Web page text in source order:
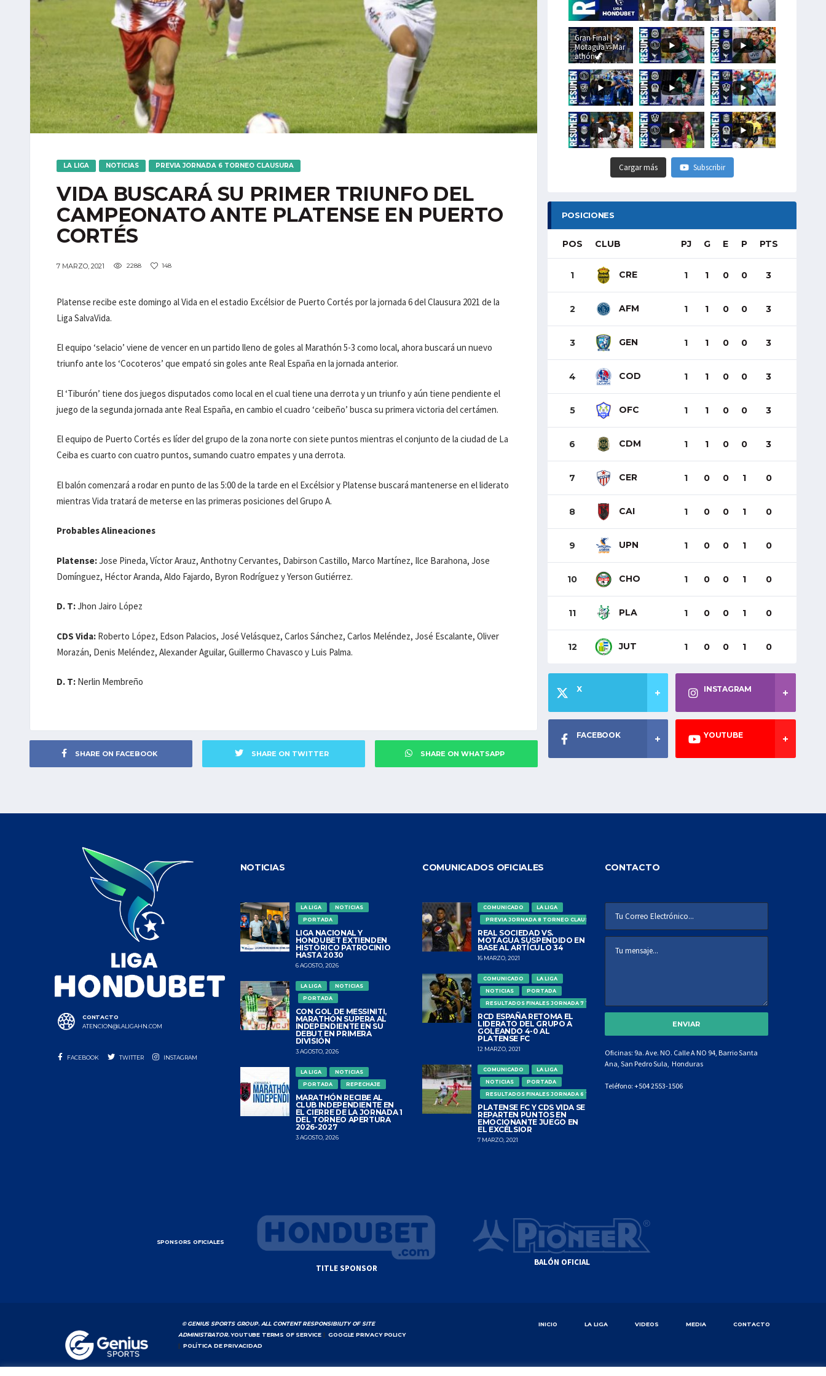
LA LIGA NOTICIAS PREVIA JORNADA 6 TORNEO CLAUSURA
VIDA BUSCARÁ SU PRIMER TRIUNFO DEL
CAMPEONATO ANTE PLATENSE EN PUERTO
CORTÉS
7 MARZO, 2021 2288 148
Platense recibe este domingo al Vida en el estadio Excélsior de Puerto Cortés por la jornada 6 del Clausura 2021 de la
Liga SalvaVida.
El equipo ‘selacio’ viene de vencer en un partido lleno de goles al Marathón 5-3 como local, ahora buscará un nuevo
triunfo ante los ‘Cocoteros’ que empató sin goles ante Real España en la jornada anterior.
El ‘Tiburón’ tiene dos juegos disputados como local en el cual tiene una derrota y un triunfo y aún tiene pendiente el
juego de la segunda jornada ante Real España, en cambio el cuadro ‘ceibeño’ busca su primera victoria del certámen.
El equipo de Puerto Cortés es líder del grupo de la zona norte con siete puntos mientras el conjunto de la ciudad de La
Ceiba es cuarto con cuatro puntos, sumando cuatro empates y una derrota.
El balón comenzará a rodar en punto de las 5:00 de la tarde en el Excélsior y Platense buscará mantenerse en el liderato
mientras Vida tratará de meterse en las primeras posiciones del Grupo A.
Probables Alineaciones
Platense:Jose Pineda, Víctor Arauz, Anthotny Cervantes, Dabirson Castillo, Marco Martínez, Ilce Barahona, Jose
Domínguez, Héctor Aranda, Aldo Fajardo, Byron Rodríguez y Yerson Gutiérrez.
D. T:Jhon Jairo López
CDS Vida: Roberto López, Edson Palacios, José Velásquez, Carlos Sánchez, Carlos Meléndez, José Escalante, Oliver
Morazán, Denis Meléndez, Alexander Aguilar, Guillermo Chavasco y Luis Palma.
D. T: Nerlin Membreño
SHARE ON FACEBOOK SHARE ON TWITTER SHARE ON WHATSAPP
Gran Final | 🦅
Motagua🆚Mar
athón🦖
#LigaHondubet
Cargar más Subscribir
POSICIONES
POS CLUB PJ G E P PTS
1 CRE 1 1 0 0 3
2 AFM 1 1 0 0 3
3 GEN 1 1 0 0 3
4 COD 1 1 0 0 3
5 OFC 1 1 0 0 3
6 CDM 1 1 0 0 3
7 CER 1 0 0 1 0
8 CAI 1 0 0 1 0
9 UPN 1 0 0 1 0
10 CHO 1 0 0 1 0
11 PLA 1 0 0 1 0
12 JUT 1 0 0 1 0
X INSTAGRAM
FACEBOOK YOUTUBE
CONTACTO
ATENCION@LALIGAHN.COM
FACEBOOK TWITTER INSTAGRAM
NOTICIAS
LA LIGA
NOTICIAS
PORTADA
LIGA NACIONAL Y
HONDUBET EXTIENDEN
HISTÓRICO PATROCINIO
HASTA 2030
6 AGOSTO, 2026
LA LIGA
NOTICIAS
PORTADA
CON GOL DE MESSINITI,
MARATHÓN SUPERA AL
INDEPENDIENTE EN SU
DEBUT EN PRIMERA
DIVISIÓN
3 AGOSTO, 2026
LA LIGA
NOTICIAS
PORTADA
REPECHAJE
MARATHÓN RECIBE AL
CLUB INDEPENDIENTE EN
EL CIERRE DE LA JORNADA 1
DEL TORNEO APERTURA
2026-2027
3 AGOSTO, 2026
COMUNICADOS OFICIALES
COMUNICADO
LA LIGA
PREVIA JORNADA 8 TORNEO CLAUSURA
REAL SOCIEDAD VS.
MOTAGUA SUSPENDIDO EN
BASE AL ARTÍCULO 34
16 MARZO, 2021
COMUNICADO
LA LIGA
NOTICIAS
PORTADA
RESULTADOS FINALES JORNADA 7 TORNEO CLAUSURA
RCD ESPAÑA RETOMA EL
LIDERATO DEL GRUPO A
GOLEANDO 4-0 AL
PLATENSE FC
12 MARZO, 2021
COMUNICADO
LA LIGA
NOTICIAS
PORTADA
RESULTADOS FINALES JORNADA 6 TORNEO CLAUSURA
PLATENSE FC Y CDS VIDA SE
REPARTEN PUNTOS EN
EMOCIONANTE JUEGO EN
EL EXCÉLSIOR
7 MARZO, 2021
CONTACTO
Oficinas: 9a. Ave. NO. Calle A NO 94, Barrio Santa
Ana, San Pedro Sula, Honduras
Teléfono: +504 2553-1506
SPONSORS OFICIALES
TITLE SPONSOR
BALÓN OFICIAL
© GENIUS SPORTS GROUP. ALL CONTENT RESPONSIBILITY OF SITE
ADMINISTRATOR. YOUTUBE TERMS OF SERVICE |GOOGLE PRIVACY POLICY
|POLÍTICA DE PRIVACIDAD
INICIO LA LIGA VIDEOS MEDIA CONTACTO